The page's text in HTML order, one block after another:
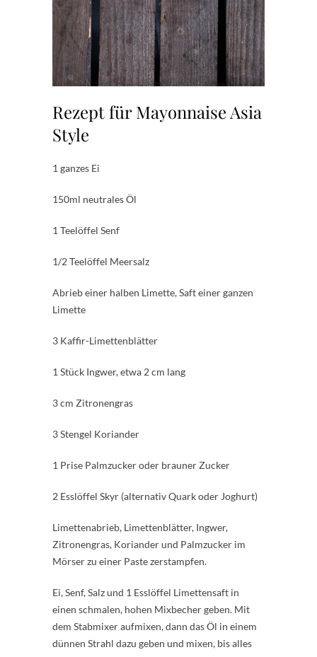
Rezept für Mayonnaise Asia
Style
1 ganzes Ei
150ml neutrales Öl
1 Teelöffel Senf
1/2 Teelöffel Meersalz
Abrieb einer halben Limette, Saft einer ganzen
Limette
3 Kaffir-Limettenblätter
1 Stück Ingwer, etwa 2 cm lang
3 cm Zitronengras
3 Stengel Koriander
1 Prise Palmzucker oder brauner Zucker
2 Esslöffel Skyr (alternativ Quark oder Joghurt)
Limettenabrieb, Limettenblätter, Ingwer,
Zitronengras, Koriander und Palmzucker im
Mörser zu einer Paste zerstampfen.
Ei, Senf, Salz und 1 Esslöffel Limettensaft in
einen schmalen, hohen Mixbecher geben. Mit
dem Stabmixer aufmixen, dann das Öl in einem
dünnen Strahl dazu geben und mixen, bis alles